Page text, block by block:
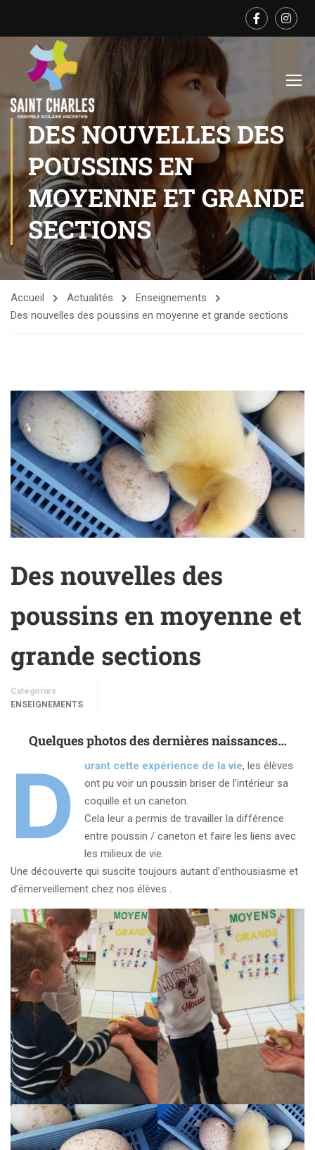
DES NOUVELLES DES
POUSSINS EN
MOYENNE ET GRANDE
SECTIONS
Accueil Actualités
Enseignements
Des nouvelles des poussins en moyenne et grande sections
Des nouvelles des
poussins en moyenne et
grande sections
Catégories
ENSEIGNEMENTS
Quelques photos des dernières naissances…
D urant cette expérience de la vie, les élèves
ont pu voir un poussin briser de l’intérieur sa
coquille et un caneton.
Cela leur a permis de travailler la différence
entre poussin / caneton et faire les liens avec
les milieux de vie.
Une découverte qui suscite toujours autant d’enthousiasme et
d’émerveillement chez nos élèves .